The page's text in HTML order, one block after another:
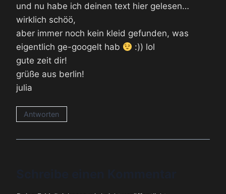
und nu habe ich deinen text hier gelesen…
wirklich schöö,
aber immer noch kein kleid gefunden, was
eigentlich ge-googelt hab
:)) lol
gute zeit dir!
grüße aus berlin!
julia
Antworten